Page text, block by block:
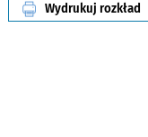
Wydrukuj rozkład
linii nr 116